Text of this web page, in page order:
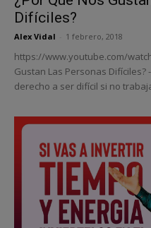
Difíciles?
Alex Vidal 1 febrero, 2018
https://www.youtube.com/
Gustan Las Personas
derecho a ser difícil si no